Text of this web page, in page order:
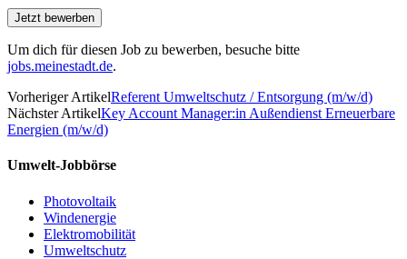
Um dich für diesen Job zu bewerben, besuche bitte
jobs.meinestadt.de.
Vorheriger ArtikelReferent Umweltschutz / Entsorgung (m/w/d)
Nächster ArtikelKey Account Manager:in Außendienst Erneuerbare
Energien (m/w/d)
Umwelt-Jobbörse
Photovoltaik
Windenergie
Elektromobilität
Umweltschutz